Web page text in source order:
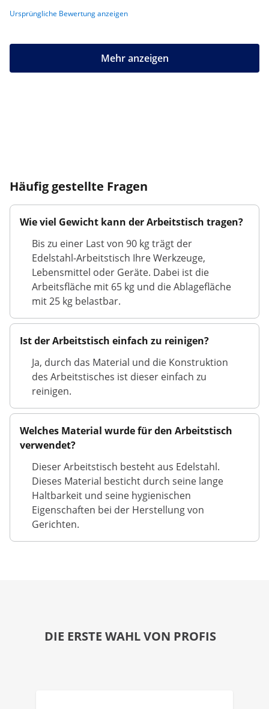
Ursprüngliche Bewertung anzeigen
Mehr anzeigen
Häufig gestellte Fragen
Wie viel Gewicht kann der Arbeitstisch tragen?
Bis zu einer Last von 90 kg trägt der
Edelstahl-Arbeitstisch Ihre Werkzeuge,
Lebensmittel oder Geräte. Dabei ist die
Arbeitsfläche mit 65 kg und die Ablagefläche
mit 25 kg belastbar.
Ist der Arbeitstisch einfach zu reinigen?
Ja, durch das Material und die Konstruktion
des Arbeitstisches ist dieser einfach zu
reinigen.
Welches Material wurde für den Arbeitstisch
verwendet?
Dieser Arbeitstisch besteht aus Edelstahl.
Dieses Material besticht durch seine lange
Haltbarkeit und seine hygienischen
Eigenschaften bei der Herstellung von
Gerichten.
DIE ERSTE WAHL VON PROFIS